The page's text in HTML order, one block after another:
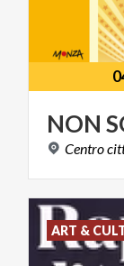
NON
Centro
ART &